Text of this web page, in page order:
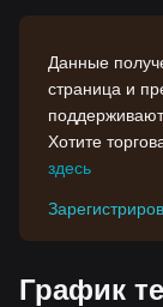
Данные
страница и
Хотите
здесь
График